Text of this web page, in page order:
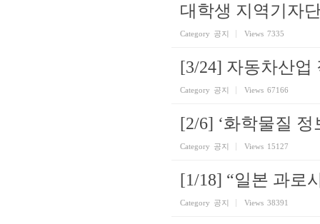
대학생 지역기자
Category 공지 Views 7335
[3/24] 자동차산업
Category 공지 Views 67166
[2/6] ‘화학물질
Category 공지 Views 15127
[1/18] “일본 과로
Category 공지 Views 38391